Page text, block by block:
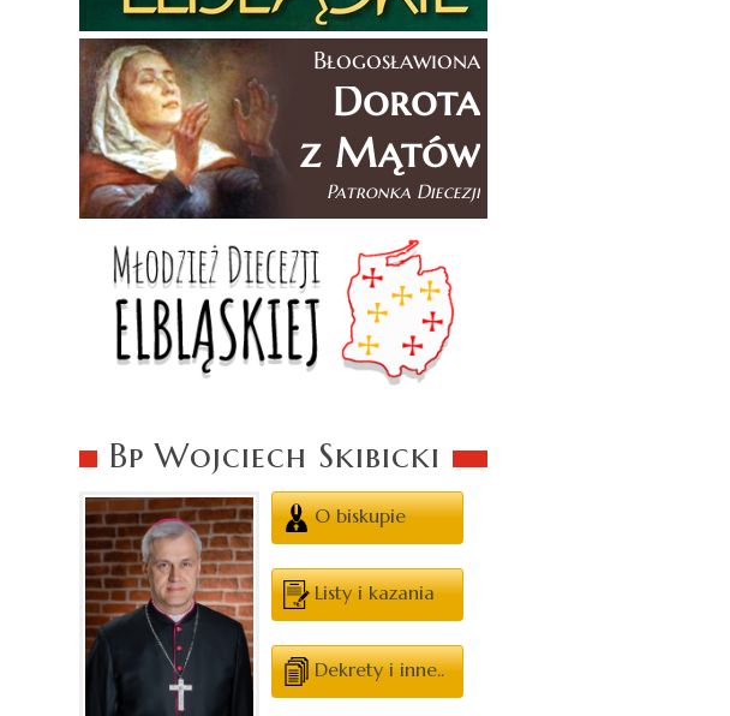
Bp Wojciech Skibicki
O biskupie
Listy i kazania
Dekrety i inne..